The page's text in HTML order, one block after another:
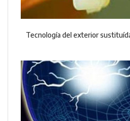
Tecnología del exterior